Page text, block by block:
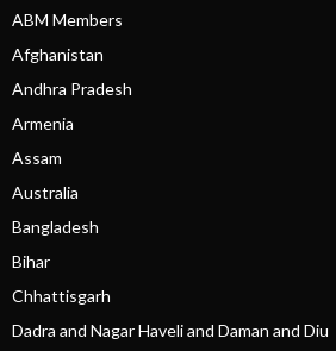
ABM Members
Afghanistan
Andhra Pradesh
Armenia
Assam
Australia
Bangladesh
Bihar
Chhattisgarh
Dadra and Nagar Haveli and Daman and Diu